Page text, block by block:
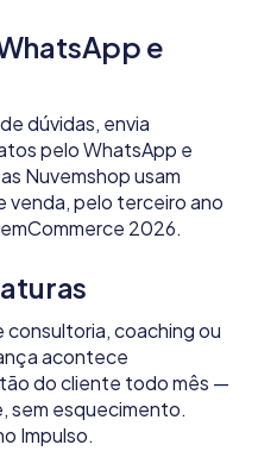
e
dúvidas, envia
pelo WhatsApp e
Nuvemshop usam
venda, pelo terceiro ano
2026.
consultoria, coaching ou
acontece
do cliente todo mês —
sem esquecimento.
Impulso.